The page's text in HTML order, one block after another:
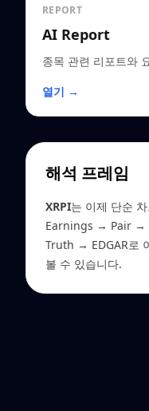
REPORT
AI Report
종목 관련 리포트와
열기 →
해석 프레임
XRPI는 이제 단순
Earnings → Pair
Truth → EDGAR로
볼 수 있습니다.